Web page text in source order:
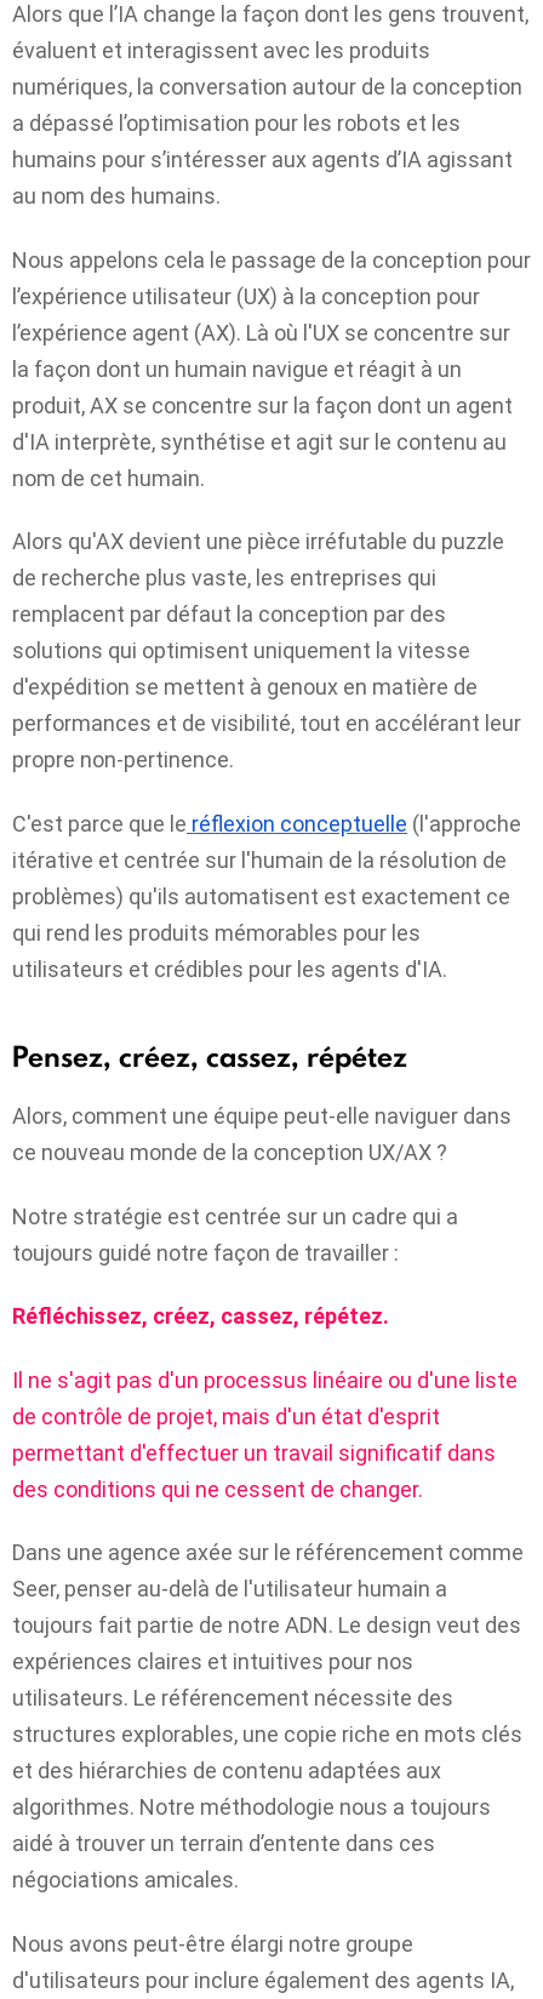
Alors que l’IA change la façon dont les gens trouvent,
évaluent et interagissent avec les produits
numériques, la conversation autour de la conception
a dépassé l’optimisation pour les robots et les
humains pour s’intéresser aux agents d’IA agissant
au nom des humains.
Nous appelons cela le passage de la conception pour
l’expérience utilisateur (UX) à la conception pour
l’expérience agent (AX). Là où l'UX se concentre sur
la façon dont un humain navigue et réagit à un
produit, AX se concentre sur la façon dont un agent
d'IA interprète, synthétise et agit sur le contenu au
nom de cet humain.
Alors qu'AX devient une pièce irréfutable du puzzle
de recherche plus vaste, les entreprises qui
remplacent par défaut la conception par des
solutions qui optimisent uniquement la vitesse
d'expédition se mettent à genoux en matière de
performances et de visibilité, tout en accélérant leur
propre non-pertinence.
C'est parce que le réflexion conceptuelle (l'approche
itérative et centrée sur l'humain de la résolution de
problèmes) qu'ils automatisent est exactement ce
qui rend les produits mémorables pour les
utilisateurs et crédibles pour les agents d'IA.
Pensez, créez, cassez, répétez
Alors, comment une équipe peut-elle naviguer dans
ce nouveau monde de la conception UX/AX ?
Notre stratégie est centrée sur un cadre qui a
toujours guidé notre façon de travailler :
Réfléchissez, créez, cassez, répétez.
Il ne s'agit pas d'un processus linéaire ou d'une liste
de contrôle de projet, mais d'un état d'esprit
permettant d'effectuer un travail significatif dans
des conditions qui ne cessent de changer.
Dans une agence axée sur le référencement comme
Seer, penser au-delà de l'utilisateur humain a
toujours fait partie de notre ADN. Le design veut des
expériences claires et intuitives pour nos
utilisateurs. Le référencement nécessite des
structures explorables, une copie riche en mots clés
et des hiérarchies de contenu adaptées aux
algorithmes. Notre méthodologie nous a toujours
aidé à trouver un terrain d’entente dans ces
négociations amicales.
Nous avons peut-être élargi notre groupe
d'utilisateurs pour inclure également des agents IA,